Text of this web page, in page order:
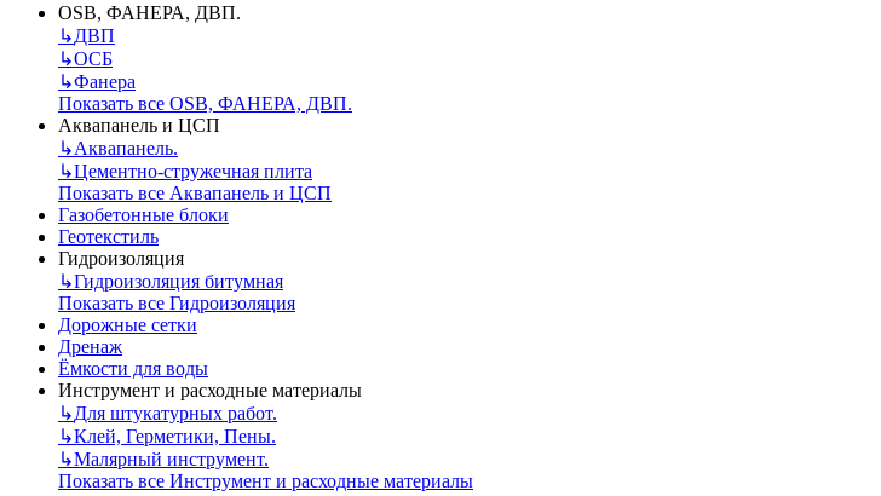
OSB, ФАНЕРА, ДВП.
↳ДВП
↳ОСБ
↳Фанера
Показать все OSB, ФАНЕРА, ДВП.
Аквапанель и ЦСП
↳Аквапанель.
↳Цементно-стружечная плита
Показать все Аквапанель и ЦСП
Газобетонные блоки
Геотекстиль
Гидроизоляция
↳Гидроизоляция битумная
Показать все Гидроизоляция
Дорожные сетки
Дренаж
Ёмкости для воды
Инструмент и расходные материалы
↳Для штукатурных работ.
↳Клей, Герметики, Пены.
↳Малярный инструмент.
Показать все Инструмент и расходные материалы